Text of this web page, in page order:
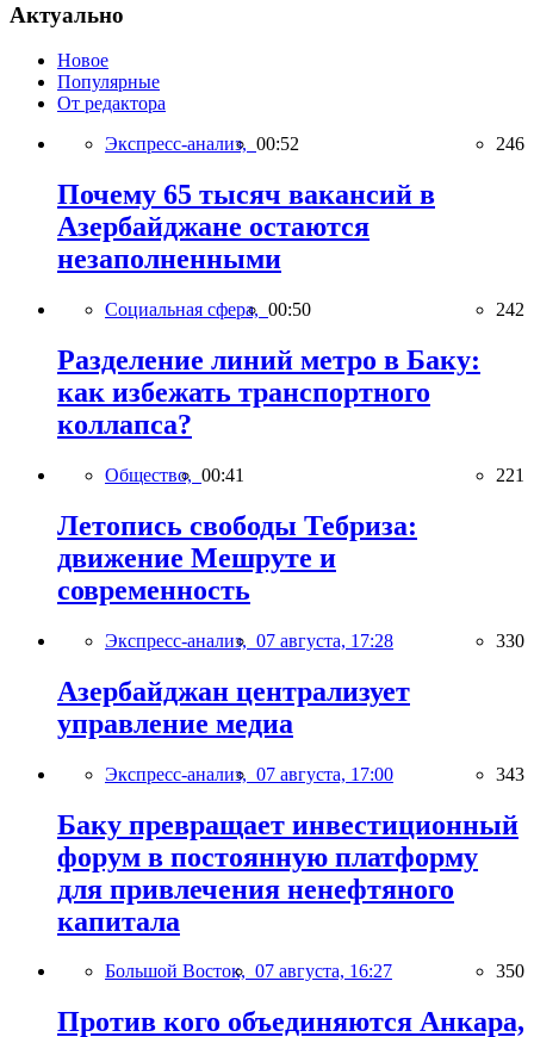
Актуально
Новое
Популярные
От редактора
Экспресс-анализ, 00:52 246
Почему 65 тысяч вакансий в
Азербайджане остаются
незаполненными
Социальная сфера, 00:50 242
Разделение линий метро в Баку:
как избежать транспортного
коллапса?
Общество, 00:41 221
Летопись свободы Тебриза:
движение Мешруте и
современность
Экспресс-анализ, 07 августа, 17:28 330
Азербайджан централизует
управление медиа
Экспресс-анализ, 07 августа, 17:00 343
Баку превращает инвестиционный
форум в постоянную платформу
для привлечения ненефтяного
капитала
Большой Восток, 07 августа, 16:27 350
Против кого объединяются Анкара,